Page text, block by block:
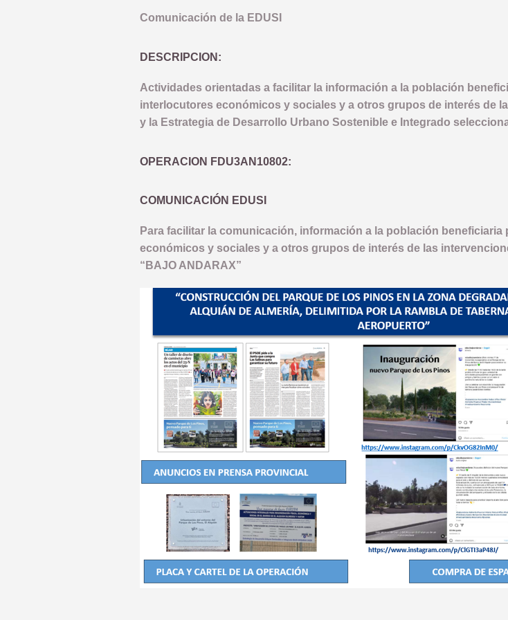
Comunicación de la EDUSI
DESCRIPCION:
Actividades orientadas a facilitar la información a la población
interlocutores económicos y sociales y a otros grupos de interés de
y la Estrategia de Desarrollo Urbano Sostenible e Integrado
OPERACION FDU3AN10802:
COMUNICACIÓN EDUSI
Para facilitar la comunicación, información a la población
económicos y sociales y a otros grupos de interés de las
“BAJO ANDARAX”